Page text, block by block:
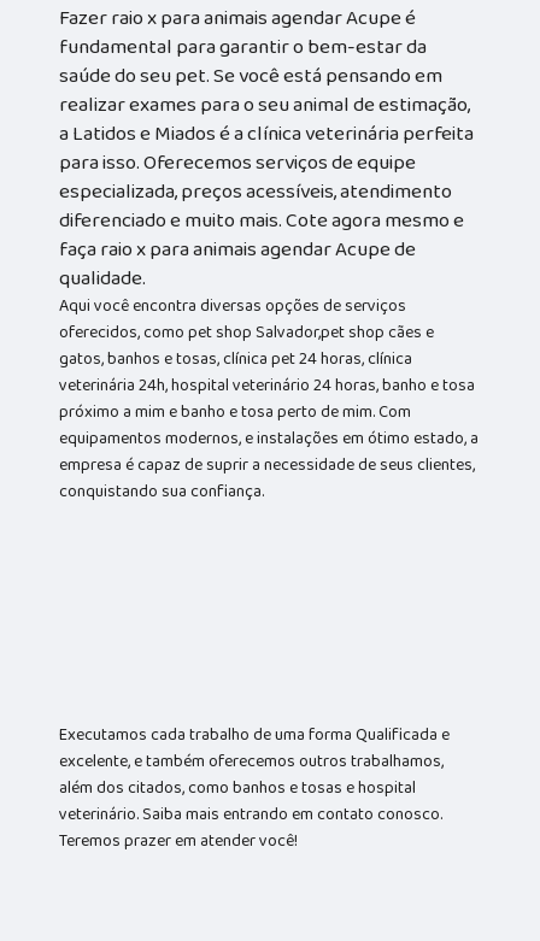
Fazer raio x para animais agendar Acupe é
fundamental para garantir o bem-estar da
saúde do seu pet. Se você está pensando em
realizar exames para o seu animal de estimação,
a Latidos e Miados é a clínica veterinária perfeita
para isso. Oferecemos serviços de equipe
especializada, preços acessíveis, atendimento
diferenciado e muito mais. Cote agora mesmo e
faça raio x para animais agendar Acupe de
qualidade.
Aqui você encontra diversas opções de serviços
oferecidos, como pet shop Salvador,pet shop cães e
gatos, banhos e tosas, clínica pet 24 horas, clínica
veterinária 24h, hospital veterinário 24 horas, banho e tosa
próximo a mim e banho e tosa perto de mim. Com
equipamentos modernos, e instalações em ótimo estado, a
empresa é capaz de suprir a necessidade de seus clientes,
conquistando sua confiança.
Executamos cada trabalho de uma forma Qualificada e
excelente, e também oferecemos outros trabalhamos,
além dos citados, como banhos e tosas e hospital
veterinário. Saiba mais entrando em contato conosco.
Teremos prazer em atender você!